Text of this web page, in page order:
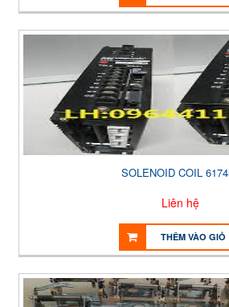
SOLENOID COIL
Liên hệ
THÊM VÀO GIỎ